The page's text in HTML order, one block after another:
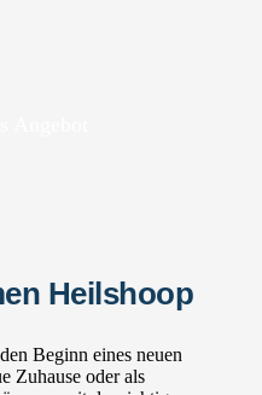
Heilshoop
Beginn eines neuen
Zuhause oder als